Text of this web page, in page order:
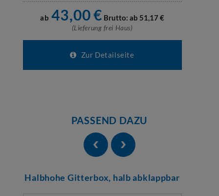
ab 43,00€ Brutto: ab 51,17€
(Lieferung frei Haus)
Zur Detailseite
PASSEND DAZU
Halbhohe Gitterbox, halb abklappbar